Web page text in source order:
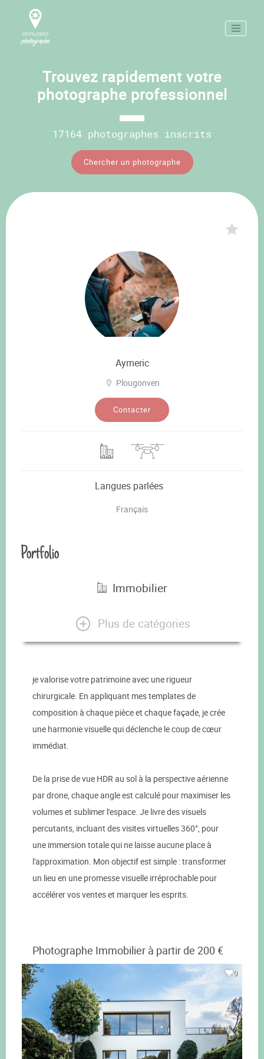
Trouvez rapidement votre
photographe professionnel
17164 photographes inscrits
Chercher un photographe
Aymeric
Plougonven
Contacter
Langues parlées
Français
Portfolio
Immobilier
Plus de catégories
je valorise votre patrimoine avec une rigueur
chirurgicale. En appliquant mes templates de
composition à chaque pièce et chaque façade, je crée
une harmonie visuelle qui déclenche le coup de cœur
immédiat.
De la prise de vue HDR au sol à la perspective aérienne
par drone, chaque angle est calculé pour maximiser les
volumes et sublimer l'espace. Je livre des visuels
percutants, incluant des visites virtuelles 360°, pour
une immersion totale qui ne laisse aucune place à
l'approximation. Mon objectif est simple : transformer
un lieu en une promesse visuelle irréprochable pour
accélérer vos ventes et marquer les esprits.
Photographe Immobilier à partir de 200 €
0